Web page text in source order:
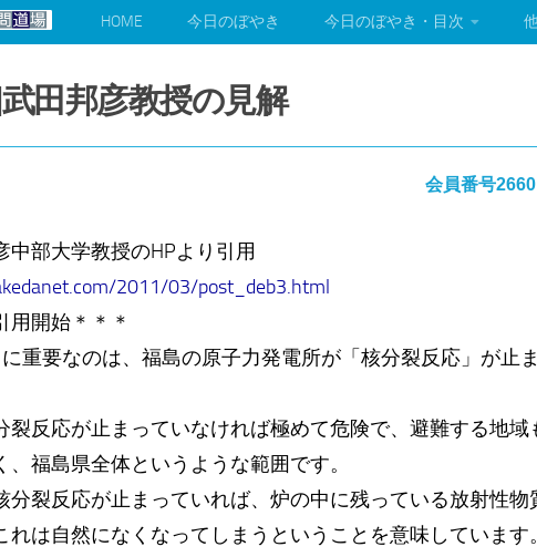
HOME 今日のぼやき 今日のぼやき・目次
田邦彦教授の見解
会員番号
中部大学教授のHPより引用
2011/03/post_deb3.html
用開始＊＊＊
重要なのは、福島の原子力発電所が「核分裂反応」が止
裂反応が止まっていなければ極めて危険で、避難する地
、福島県全体というような範囲です。
分裂反応が止まっていれば、炉の中に残っている放射性
れは自然になくなってしまうということを意味しています。